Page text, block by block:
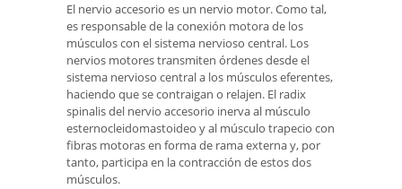
El nervio accesorio es un nervio motor. Como tal,
es responsable de la conexión motora de los
músculos con el sistema nervioso central. Los
nervios motores transmiten órdenes desde el
sistema nervioso central a los músculos eferentes,
haciendo que se contraigan o relajen. El radix
spinalis del nervio accesorio inerva al músculo
esternocleidomastoideo y al músculo trapecio con
fibras motoras en forma de rama externa y, por
tanto, participa en la contracción de estos dos
músculos.